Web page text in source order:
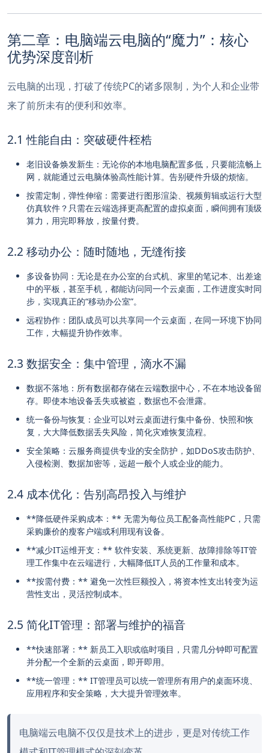
第二章：电脑端云电脑的“魔力”：核心
优势深度剖析
云电脑的出现，打破了传统PC的诸多限制，为个人和企业带
来了前所未有的便利和效率。
2.1 性能自由：突破硬件桎梏
老旧设备焕发新生：无论你的本地电脑配置多低，只要能流畅上
网，就能通过云电脑体验高性能计算。告别硬件升级的烦恼。
按需定制，弹性伸缩：需要进行图形渲染、视频剪辑或运行大型
仿真软件？只需在云端选择更高配置的虚拟桌面，瞬间拥有顶级
算力，用完即释放，按量付费。
2.2 移动办公：随时随地，无缝衔接
多设备协同：无论是在办公室的台式机、家里的笔记本、出差途
中的平板，甚至手机，都能访问同一个云桌面，工作进度实时同
步，实现真正的“移动办公室”。
远程协作：团队成员可以共享同一个云桌面，在同一环境下协同
工作，大幅提升协作效率。
2.3 数据安全：集中管理，滴水不漏
数据不落地：所有数据都存储在云端数据中心，不在本地设备留
存。即使本地设备丢失或被盗，数据也不会泄露。
统一备份与恢复：企业可以对云桌面进行集中备份、快照和恢
复，大大降低数据丢失风险，简化灾难恢复流程。
安全策略：云服务商提供专业的安全防护，如DDoS攻击防护、
入侵检测、数据加密等，远超一般个人或企业的能力。
2.4 成本优化：告别高昂投入与维护
**降低硬件采购成本：** 无需为每位员工配备高性能PC，只需
采购廉价的瘦客户端或利用现有设备。
**减少IT运维开支：** 软件安装、系统更新、故障排除等IT管
理工作集中在云端进行，大幅降低IT人员的工作量和成本。
**按需付费：** 避免一次性巨额投入，将资本性支出转变为运
营性支出，灵活控制成本。
2.5 简化IT管理：部署与维护的福音
**快速部署：** 新员工入职或临时项目，只需几分钟即可配置
并分配一个全新的云桌面，即开即用。
**统一管理：** IT管理员可以统一管理所有用户的桌面环境、
应用程序和安全策略，大大提升管理效率。
电脑端云电脑不仅仅是技术上的进步，更是对传统工作